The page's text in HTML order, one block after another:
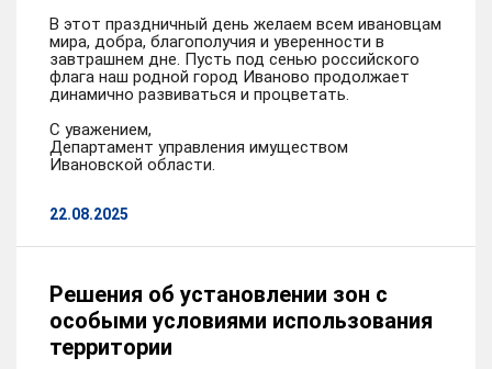
В этот праздничный день желаем всем ивановцам
мира, добра, благополучия и уверенности в
завтрашнем дне. Пусть под сенью российского
флага наш родной город Иваново продолжает
динамично развиваться и процветать.
С уважением,
Департамент управления имуществом
Ивановской области.
22.08.2025
Решения об установлении зон с
особыми условиями использования
территории